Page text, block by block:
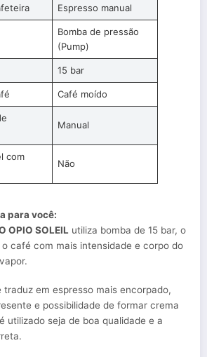
Espresso manual
Bomba de pressão
(Pump)
15 bar
Café moído
Manual
com
Não
para você:
OPIO SOLEIL utiliza bomba de 15 bar, o
café com mais intensidade e corpo do
traduz em espresso mais encorpado,
e possibilidade de formar crema
utilizado seja de boa qualidade e a